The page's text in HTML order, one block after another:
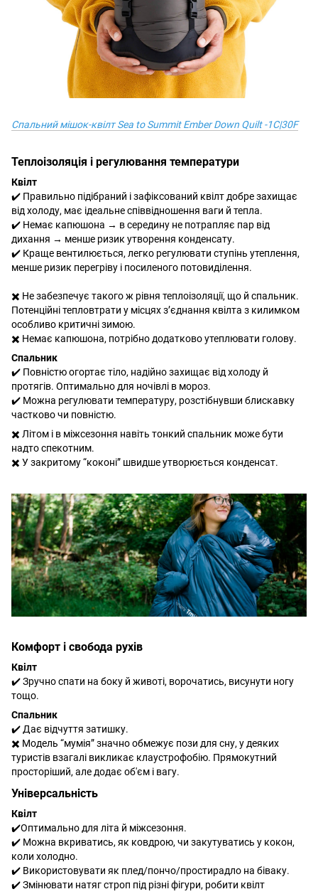
Спальний мішок-квілт Sea to Summit Ember Down Quilt -1C|30F
Теплоізоляція і регулювання температури
Квілт
✔️ Правильно підібраний і зафіксований квілт добре захищає
від холоду, має ідеальне співвідношення ваги й тепла.
✔️ Немає капюшона → в середину не потрапляє пар від
дихання → менше ризик утворення конденсату.
✔️ Краще вентилюється, легко регулювати ступінь утеплення,
менше ризик перегріву і посиленого потовиділення.
✖️ Не забезпечує такого ж рівня теплоізоляції, що й спальник.
Потенційні тепловтрати у місцях з’єднання квілта з килимком
особливо критичні зимою.
✖️ Немає капюшона, потрібно додатково утеплювати голову.
Спальник
✔️ Повністю огортає тіло, надійно захищає від холоду й
протягів. Оптимально для ночівлі в мороз.
✔️ Можна регулювати температуру, розстібнувши блискавку
частково чи повністю.
✖️ Літом і в міжсезоння навіть тонкий спальник може бути
надто спекотним.
✖️ У закритому “коконі” швидше утворюється конденсат.
Комфорт і свобода рухів
Квілт
✔️ Зручно спати на боку й животі, ворочатись, висунути ногу
тощо.
Спальник
✔️ Дає відчуття затишку.
✖️ Модель “мумія” значно обмежує пози для сну, у деяких
туристів взагалі викликає клаустрофобію. Прямокутний
просторіший, але додає об'єм і вагу.
Універсальність
Квілт
✔️Оптимально для літа й міжсезоння.
✔️ Можна вкриватись, як ковдрою, чи закутуватись у кокон,
коли холодно.
✔️ Використовувати як плед/пончо/простирадло на біваку.
✔️ Змінювати натяг строп під різні фігури, робити квілт